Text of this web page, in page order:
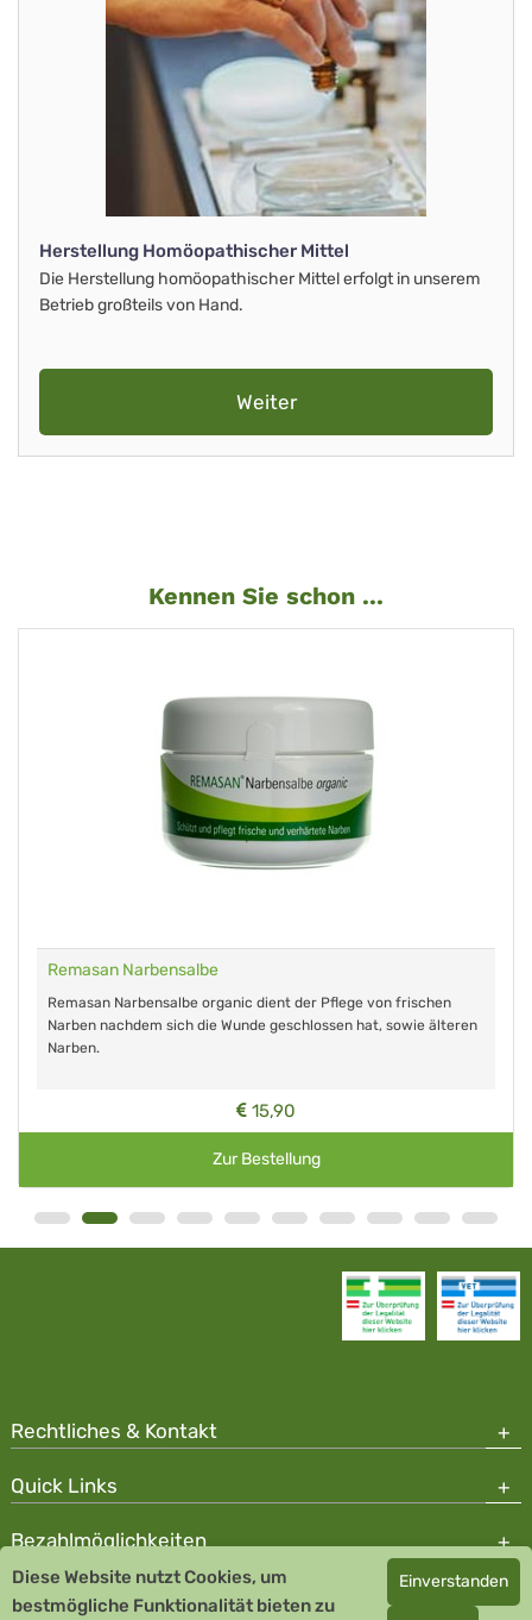
Herstellung Homöopathischer Mittel
Die Herstellung homöopathischer Mittel erfolgt in unserem
Betrieb großteils von Hand.
Weiter
Kennen Sie schon ...
Remasan Narbensalbe
Remasan Narbensalbe organic dient der Pflege von frischen
Narben nachdem sich die Wunde geschlossen hat, sowie älteren
Narben.
15,90
Zur Bestellung
Rechtliches & Kontakt
Quick Links
Bezahlmöglichkeiten
Copyright © 2026 Team Santé Salvator Apotheke - GDP zertifiziert
Diese Website nutzt Cookies, um
bestmögliche Funktionalität bieten zu
Einverstanden